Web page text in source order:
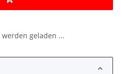
geladen ...